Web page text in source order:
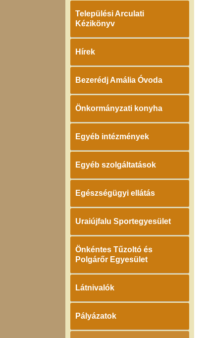
Települési Arculati
Kézikönyv
Hírek
Bezerédj Amália Óvoda
Önkormányzati konyha
Egyéb intézmények
Egyéb szolgáltatások
Egészségügyi ellátás
Uraiújfalu Sportegyesület
Önkéntes Tűzoltó és
Polgárőr Egyesület
Látnivalók
Pályázatok